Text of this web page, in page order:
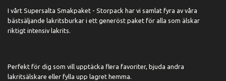
I vårt Supersalta Smakpaket - Storpack har vi samlat fyra av våra
bästsäljande lakritsburkar i ett generöst paket för alla som älskar
riktigt intensiv lakrits.
Perfekt för dig som vill upptäcka flera favoriter, bjuda andra
lakritsälskare eller fylla upp lagret hemma.